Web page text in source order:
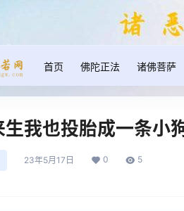
首页 佛陀正法 诸佛菩萨
我也投胎成一条小
23年5月17日 0 5